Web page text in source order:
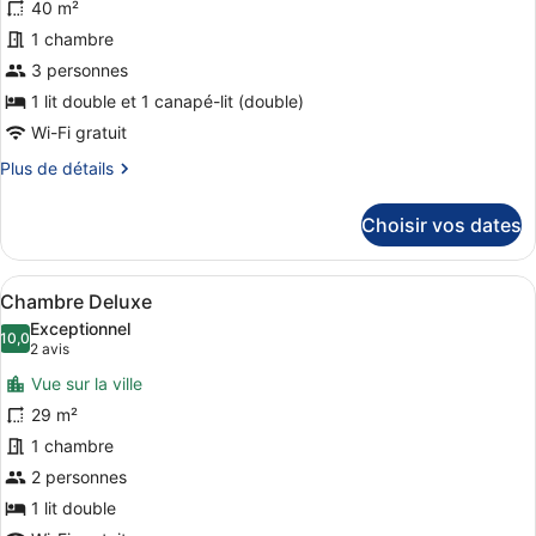
Suite
Junior
les
photos
pour
ce
type
chambre :
terrasse
40 m²
1 chambre
3 personnes
1 lit double et 1 canapé-lit (double)
Wi-Fi gratuit
Plus de détails
Plus
le
type
de
chambre
Suite
Junior,
terrasse
Choisir vos dates
Afficher
toutes
les
photos
pour
ce
type
de
chambre :
Une chambre d’hôtel moderne
8
Chambre Deluxe
10,010,0 sur 10
Exceptionnel
2 avis
(2 avis)
Vue sur la ville
29 m²
1 chambre
2 personnes
1 lit double